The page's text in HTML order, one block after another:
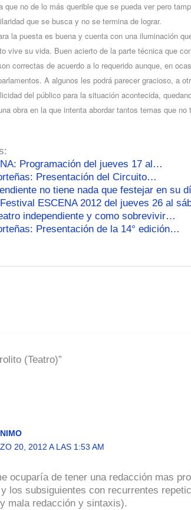
que no de lo más querible que se pueda ver pero
que se busca y no se termina de lograr.
la puesta es buena y cuenta con una iluminación
vive su vida. Buen acierto de la parte técnica que
correctas de acuerdo a lo requerido aunque, en
A algunos les podrá parecer gracioso, a
del público para la situación acontecida,
obra en la que intenta abordar tantos temas que
Programación del jueves 17 al…
Presentación del Circuito…
no tiene nada que festejar en su
ESCENA 2012 del jueves 26 al
independiente y como sobrevivir…
Presentación de la 14° edición…
(Teatro)”
20, 2012 A LAS 1:53 AM
ocuparía de tener una redacción mas
los subsiguientes con recurrentes
mala redacción y sintaxis).